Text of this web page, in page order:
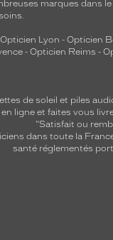
marques dans
Opticien Lyon - Opticien
- Opticien Reims -
de soleil et piles
ligne et faites vous
"Satisfait ou
dans toute la
santé réglementés